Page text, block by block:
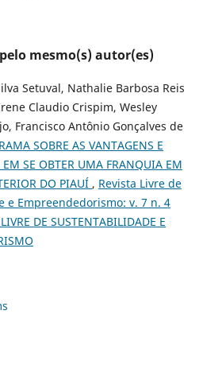
mesmo(s) autor(es)
Setuval, Nathalie Barbosa Reis
Claudio Crispim, Wesley
Francisco Antônio Gonçalves de
SOBRE AS VANTAGENS E
EM SE OBTER UMA FRANQUIA EM
DO PIAUÍ , Revista Livre de
e Empreendedorismo: v. 7 n. 4
DE SUSTENTABILIDADE E